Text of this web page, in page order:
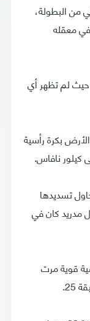
من البطولة،
في لقاء الذهاب بنتيجة (3-0) في معقله
لم تظهر أي
بكرة رأسية
تسديدها
مدريد كان في
قوية مرت